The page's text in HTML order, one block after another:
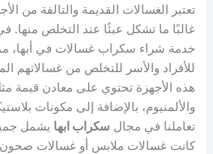
تعتبر الغسالات القديمة والتالفة من
غالبًا ما تشكل عبئًا عند التخلص
خدمة شراء سكراب غسالات في أبها،
للأفراد والأسر للتخلص من غسالاتهم
هذه الأجهزة تحتوي على معادن قيمة
والألمنيوم، بالإضافة إلى مكونات
تعاملنا في مجال سكراب ابها يشمل
كانت غسالات ملابس أو غسالات